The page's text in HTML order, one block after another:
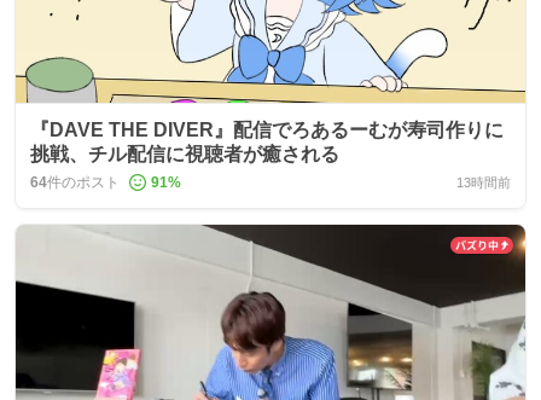
『DAVE THE DIVER』配信でろあるーむが寿司作りに
挑戦、チル配信に視聴者が癒される
64件のポスト 91% 13時間前